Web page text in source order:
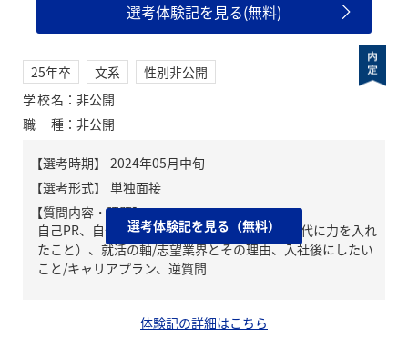
選考体験記を見る(無料)
25年卒 文系
性別非公開
学校名 ： 非公開
職種 ： 非公開
【質問内容・課題】
自己PR、自分の強み/弱み、ガクチカ（学生時代に力を入れ
たこと）、就活の軸/志望業界とその理由、入社後にしたい
こと/キャリアプラン、逆質問
選考体験記を見る（無料）
体験記の詳細はこちら